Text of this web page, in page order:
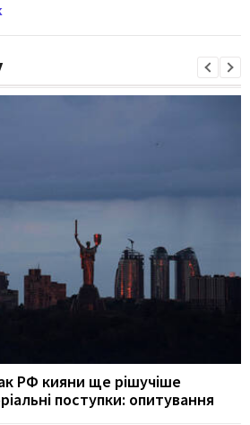
РФ кияни ще рішучіше
поступки: опитування